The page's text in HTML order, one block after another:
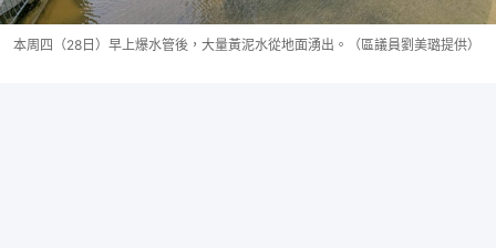
本周四（28日）早上爆水管後，大量黃泥水從地面湧出。（區議員劉美璐提供）